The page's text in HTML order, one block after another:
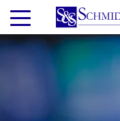
Ana
içeriğe
atla